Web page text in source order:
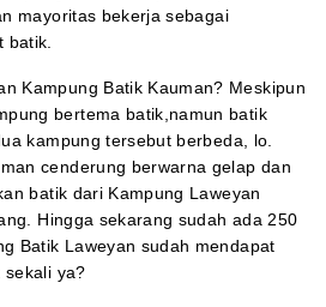
mayoritas bekerja sebagai
batik.
Kampung Batik Kauman? Meskipun
bertema batik,namun batik
kampung tersebut berbeda, lo.
cenderung berwarna gelap dan
batik dari Kampung Laweyan
Hingga sekarang sudah ada 250
Batik Laweyan sudah mendapat
sekali ya?